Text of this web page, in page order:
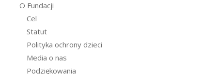
O Fundacji
Cel
Statut
Polityka ochrony dzieci
Media o nas
Podziękowania